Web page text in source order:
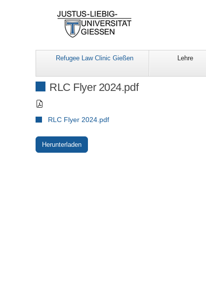
Refugee Law Clinic Gießen Lehre
RLC Flyer 2024.pdf
RLC Flyer 2024.pdf
Herunterladen